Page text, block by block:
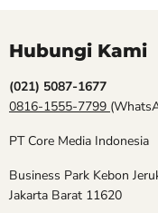
Hubungi Kami
(021) 5087-1677
0816-1555-7799
PT Core Media Indonesia
Business Park Kebon
Jakarta Barat 11620